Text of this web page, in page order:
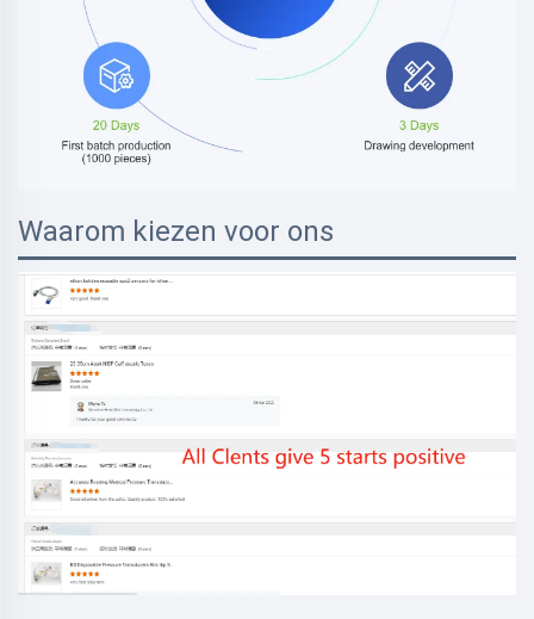
Waarom kiezen voor ons